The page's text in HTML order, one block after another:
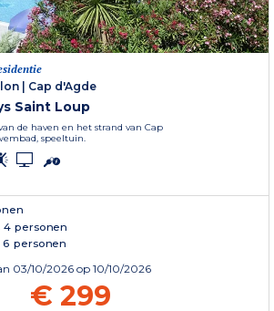
| Cap d'Agde
Saint Loup
de haven en het strand van Cap
speeltuin.
4 personen
6 personen
03/10/2026 op 10/10/2026
€ 299